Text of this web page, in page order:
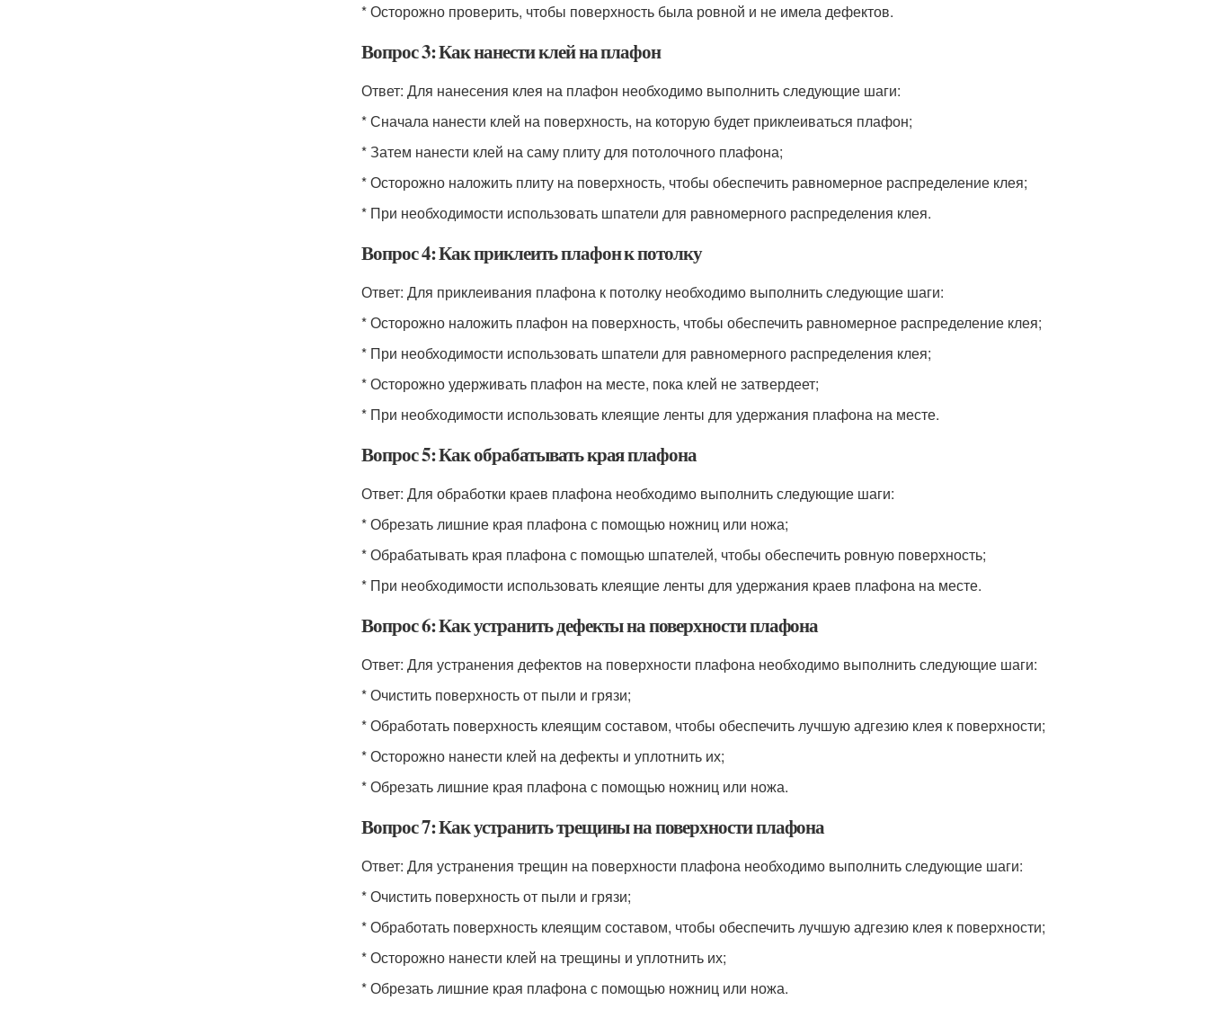
* Осторожно проверить, чтобы поверхность была ровной и не имела дефектов.
Вопрос 3: Как нанести клей на плафон
Ответ: Для нанесения клея на плафон необходимо выполнить следующие шаги:
* Сначала нанести клей на поверхность, на которую будет приклеиваться плафон;
* Затем нанести клей на саму плиту для потолочного плафона;
* Осторожно наложить плиту на поверхность, чтобы обеспечить равномерное распределение клея;
* При необходимости использовать шпатели для равномерного распределения клея.
Вопрос 4: Как приклеить плафон к потолку
Ответ: Для приклеивания плафона к потолку необходимо выполнить следующие шаги:
* Осторожно наложить плафон на поверхность, чтобы обеспечить равномерное распределение клея;
* При необходимости использовать шпатели для равномерного распределения клея;
* Осторожно удерживать плафон на месте, пока клей не затвердеет;
* При необходимости использовать клеящие ленты для удержания плафона на месте.
Вопрос 5: Как обрабатывать края плафона
Ответ: Для обработки краев плафона необходимо выполнить следующие шаги:
* Обрезать лишние края плафона с помощью ножниц или ножа;
* Обрабатывать края плафона с помощью шпателей, чтобы обеспечить ровную поверхность;
* При необходимости использовать клеящие ленты для удержания краев плафона на месте.
Вопрос 6: Как устранить дефекты на поверхности плафона
Ответ: Для устранения дефектов на поверхности плафона необходимо выполнить следующие шаги:
* Очистить поверхность от пыли и грязи;
* Обработать поверхность клеящим составом, чтобы обеспечить лучшую адгезию клея к поверхности;
* Осторожно нанести клей на дефекты и уплотнить их;
* Обрезать лишние края плафона с помощью ножниц или ножа.
Вопрос 7: Как устранить трещины на поверхности плафона
Ответ: Для устранения трещин на поверхности плафона необходимо выполнить следующие шаги:
* Очистить поверхность от пыли и грязи;
* Обработать поверхность клеящим составом, чтобы обеспечить лучшую адгезию клея к поверхности;
* Осторожно нанести клей на трещины и уплотнить их;
* Обрезать лишние края плафона с помощью ножниц или ножа.